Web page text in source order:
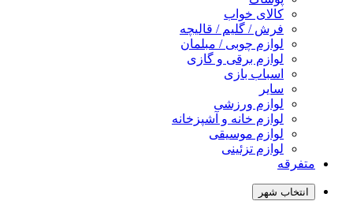
کالای خواب
فرش / گلیم / قالیچه
لوازم چوبی / مبلمان
لوازم برقی و گازی
اسباب بازی
سایر
لوازم ورزشی
لوازم خانه و آشپزخانه
لوازم موسیقی
لوازم تزئینی
متفرقه
انتخاب شهر